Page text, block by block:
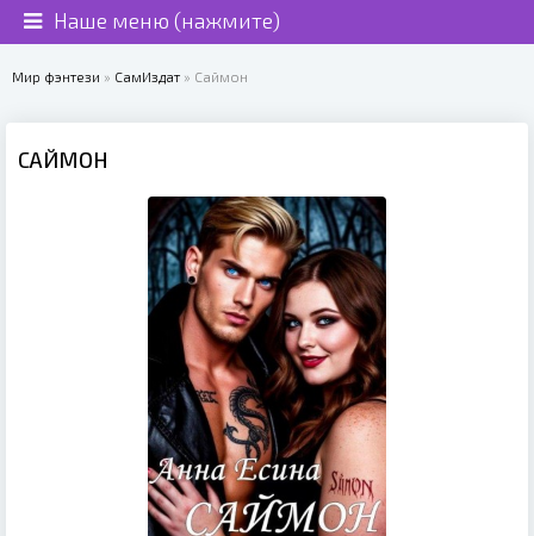
Наше меню (нажмите)
Мир фэнтези » СамИздат » Саймон
САЙМОН